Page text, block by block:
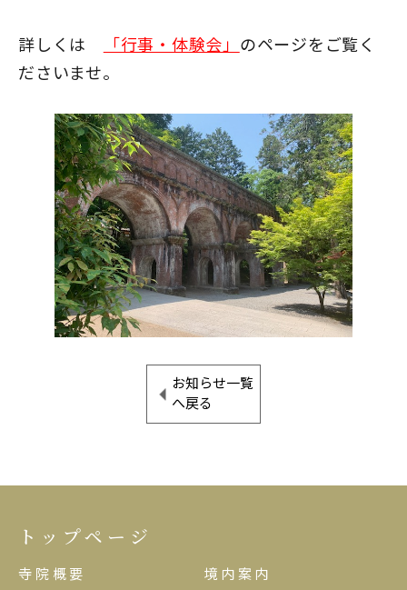
詳しくは 「行事・体験会」 のページをご覧く
ださいませ。
お知らせ一覧
へ戻る
トップページ
寺院概要
境内案内